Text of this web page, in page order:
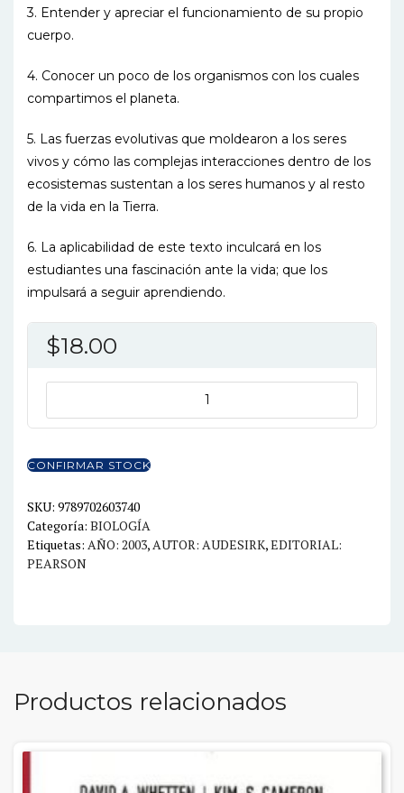
3. Entender y apreciar el funcionamiento de su propio
cuerpo.
4. Conocer un poco de los organismos con los cuales
compartimos el planeta.
5. Las fuerzas evolutivas que moldearon a los seres
vivos y cómo las complejas interacciones dentro de los
ecosistemas sustentan a los seres humanos y al resto
de la vida en la Tierra.
6. La aplicabilidad de este texto inculcará en los
estudiantes una fascinación ante la vida; que los
impulsará a seguir aprendiendo.
$18.00
Y
6ED.
cantidad
CONFIRMAR STOCK
SKU: 9789702603740
Categoría: BIOLOGÍA
Etiquetas: AÑO: 2003, AUTOR: AUDESIRK,EDITORIAL:
PEARSON
Productos relacionados